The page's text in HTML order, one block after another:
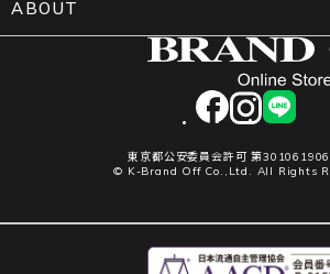
facebookinstagram
LINE
東京都公安委員会許可 第
© K-Brand Off Co.,Ltd. All Rights
ABOUT